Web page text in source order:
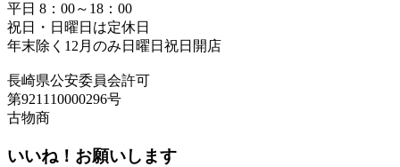
平日 8：00～18：00
祝日・日曜日は定休日
年末除く12月のみ日曜日祝日開店
長崎県公安委員会許可
第921110000296号
古物商
いいね！お願いします